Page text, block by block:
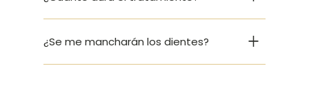
¿Se me mancharán los dientes?